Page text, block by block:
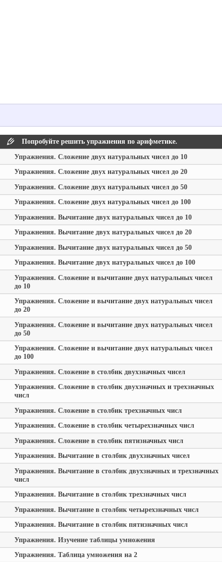
Попробуйте решить упражнения по арифметике.
Упражнения. Сложение двух натуральных чисел до 10
Упражнения. Сложение двух натуральных чисел до 20
Упражнения. Сложение двух натуральных чисел до 50
Упражнения. Сложение двух натуральных чисел до 100
Упражнения. Вычитание двух натуральных чисел до 10
Упражнения. Вычитание двух натуральных чисел до 20
Упражнения. Вычитание двух натуральных чисел до 50
Упражнения. Вычитание двух натуральных чисел до 100
Упражнения. Сложение и вычитание двух натуральных чисел
до 10
Упражнения. Сложение и вычитание двух натуральных чисел
до 20
Упражнения. Сложение и вычитание двух натуральных чисел
до 50
Упражнения. Сложение и вычитание двух натуральных чисел
до 100
Упражнения. Сложение в столбик двухзначных чисел
Упражнения. Сложение в столбик двухзначных и трехзначных
числ
Упражнения. Сложение в столбик трехзначных числ
Упражнения. Сложение в столбик четырехзначных числ
Упражнения. Сложение в столбик пятизначных числ
Упражнения. Вычитание в столбик двухзначных чисел
Упражнения. Вычитание в столбик двухзначных и трехзначных
числ
Упражнения. Вычитание в столбик трехзначных числ
Упражнения. Вычитание в столбик четырехзначных числ
Упражнения. Вычитание в столбик пятизначных числ
Упражнения. Изучение таблицы умножения
Упражнения. Таблица умножения на 2